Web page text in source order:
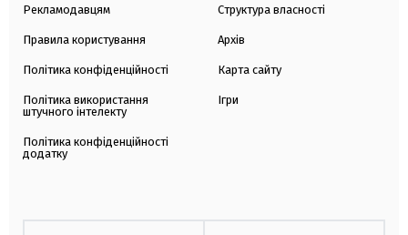
Рекламодавцям
Правила користування
Політика конфіденційності
Політика використання
штучного інтелекту
Політика конфіденційності
додатку
Структура власності
Архів
Карта сайту
Ігри